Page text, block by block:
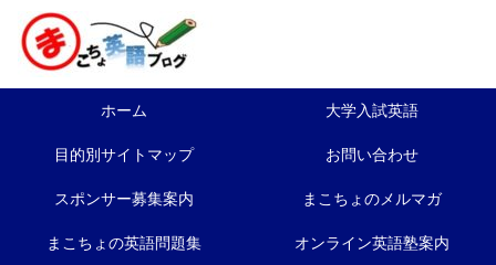
ホーム 大学入試英語
目的別サイトマップ お問い合わせ
スポンサー募集案内 まこちょのメルマガ
まこちょの英語問題集 オンライン英語塾案内